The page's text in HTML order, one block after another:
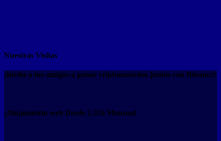
Nuestras Visitas
¡Invita a tus amigos a ganar criptomonedas juntos con Binance!
¡Alojamiento web Desde 2.35$ Mensual